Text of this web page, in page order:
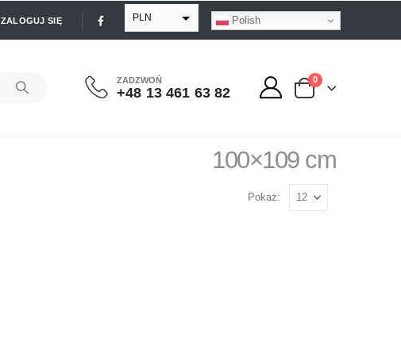
ZALOGUJ SIĘ PLN
GBP
Polish
ZADZWOŃ
+48 13 461 63 82
0
100×109 cm
Pokaż: